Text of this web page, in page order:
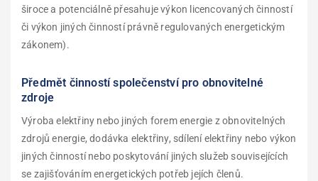
široce a potenciálně přesahuje výkon licencovaných činností
či výkon jiných činností právně regulovaných energetickým
zákonem).
Předmět činností společenství pro obnovitelné
zdroje
Výroba elektřiny nebo jiných forem energie z obnovitelných
zdrojů energie, dodávka elektřiny, sdílení elektřiny nebo výkon
jiných činností nebo poskytování jiných služeb souvisejících
se zajišťováním energetických potřeb jejích členů.